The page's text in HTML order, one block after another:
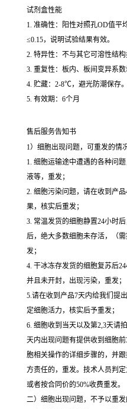
试剂盒性能
1. 准确性：阳性对照孔OD值平
≤0.15，说明试验结果有效。
2. 特异性：不与其它可溶性结构
3. 重复性：板内、板间变异系数
4. 贮藏：2-8℃，避光防潮保存。
5. 有效期：6个月
售后服务告知书
1）细胞出现问题，可重发的情
1. 细胞运输途中遭遇的各种问
液等，重发；
2. 细胞污染问题，请在收到产
果，核实后重发；
3. 常温发货的细胞静置24小时
后，绝大多数细胞未存活，（
发；
4. 干冰冻存发货的细胞复苏后
并且未开封，出现污染，重发；
5.请在收到产品7天内给我们提
定细胞活力，核实后予重发；
6. 细胞收到当天以及第2,3天请
天内出现问题有提供收到细胞
胞相关操作的详细步骤的，并
方责任的，重发。技术人员判
或者按合同价的50%收费重发。
二）细胞出现问题，不予以重发